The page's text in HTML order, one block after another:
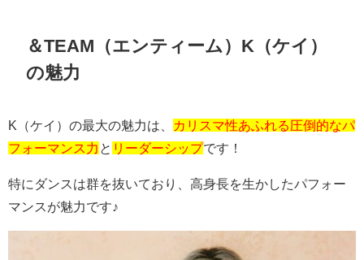
＆TEAM（エンティーム）K（ケイ）
の魅力
K（ケイ）の最大の魅力は、
カリスマ性あふれる圧倒的なパ
フォーマンス力 と リーダーシップです！
特にダンスは群を抜いており、高身長を生かしたパフォー
マンスが魅力です♪